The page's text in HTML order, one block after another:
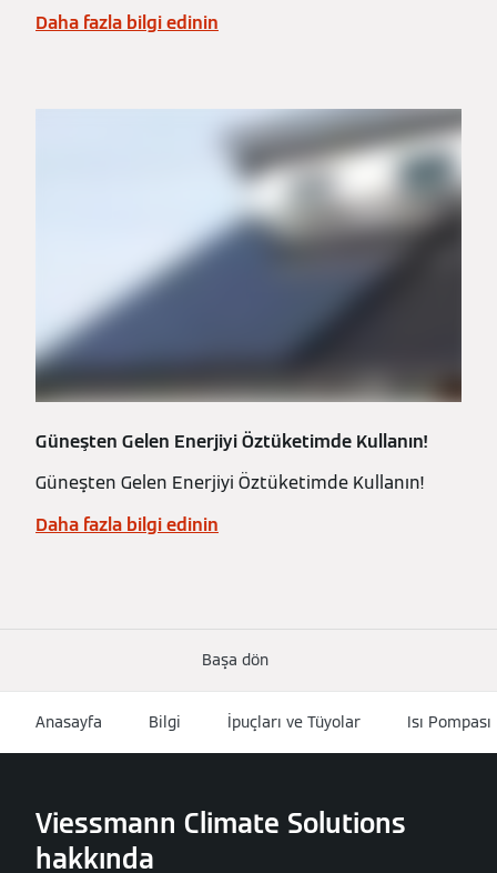
Daha fazla bilgi edinin
Güneşten Gelen Enerjiyi Öztüketimde Kullanın!
Güneşten Gelen Enerjiyi Öztüketimde Kullanın!
Daha fazla bilgi edinin
Başa dön
Anasayfa Bilgi İpuçları ve Tüyolar Isı
Viessmann Climate Solutions
hakkında